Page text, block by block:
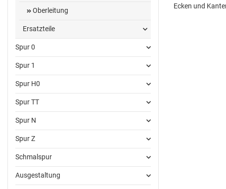
Ecken und
Oberleitung
Ersatzteile
Spur 0
Spur 1
Spur H0
Spur TT
Spur N
Spur Z
Schmalspur
Ausgestaltung